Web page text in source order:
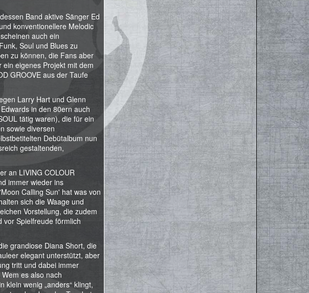
Band aktive Sänger Ed
konventionellere Melodic
auch ein
Soul und Blues zu
zu können, die Fans aber
eigenes Projekt mit dem
GROOVE aus der Taufe
Larry Hart und Glenn
in den 80ern auch
tätig waren), die für ein
sowie diversen
Debütalbum nun
gestaltenden,
an LIVING COLOUR
immer wieder ins
Calling Sun' hat was von
sich die Waage und
Vorstellung, die zudem
vor Spielfreude förmlich
grandiose Diana Short, die
elegant unterstützt, aber
tritt und dabei immer
es also nach
klein wenig „anders“ klingt,